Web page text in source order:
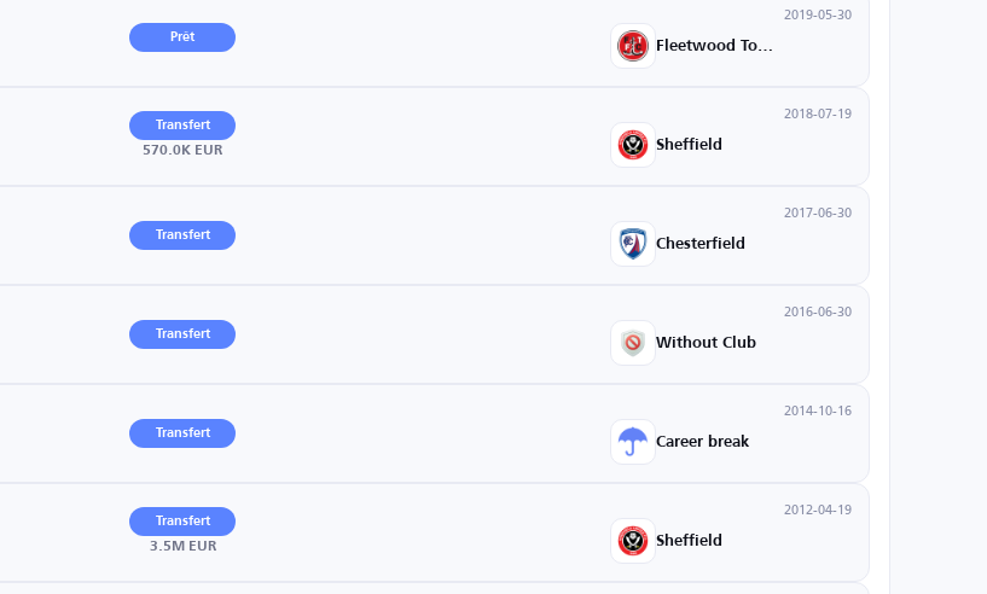
Prêt
2019-05-30
Transfert
570.0K EUR
2018-07-19
Sheffield
Transfert
2017-06-30
Chesterfield
Transfert
2016-06-30
Without Club
Transfert
2014-10-16
Career break
Transfert
3.5M EUR
2012-04-19
Sheffield